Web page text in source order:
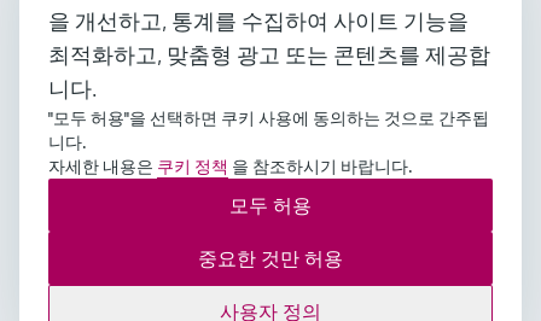
KOR • 한국인
Copyright © Endress+Hauser Group Services AG 대표이
사 : 김영석 주소 : 서울시 영등포구 여의공원로 101
CCMM 빌딩 사업자등록번호 : 109-81-52541 통신판매
업신고 : 2018-서울영등포-0400호
Data Protection 법적 일반 약관
을 개선하고, 통계를 수집하여 사이트 기능을
최적화하고, 맞춤형 광고 또는 콘텐츠를 제공합
니다.
"모두 허용"을 선택하면 쿠키 사용에 동의하는 것으로 간주됩
니다.
자세한 내용은 쿠키 정책 을 참조하시기 바랍니다.
사용자 정의
중요한 것만 허용
모두 허용